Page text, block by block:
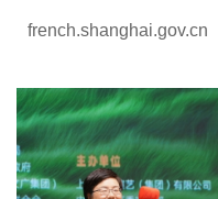
french.shanghai.gov.cn